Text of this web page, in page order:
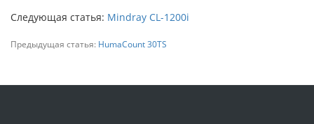
Следующая статья: Mindray CL-1200i
Предыдущая статья: HumaCount 30TS